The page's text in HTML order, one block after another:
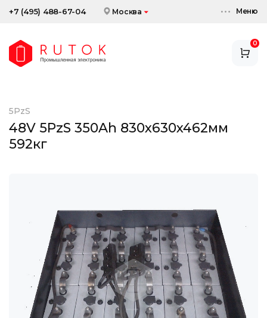
+7 (495) 488-67-04 Москва Меню
0
АККУМУЛЯТОРЫ
СКИДКИ И АКЦИИ
5PzS
48V 5PzS 350Ah 830x630x462мм
592кг